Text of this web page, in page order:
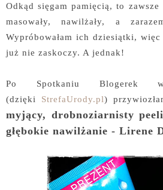
Odkąd sięgam pamięcią, to
masowały, nawilżały, a
Wypróbowałam ich dziesiątki,
już nie zaskoczy. A jednak!
Po Spotkaniu Blogerek
(dzięki StrefaUrody.pl)
myjący, drobnoziarnisty
głębokie nawilżanie - Lirene